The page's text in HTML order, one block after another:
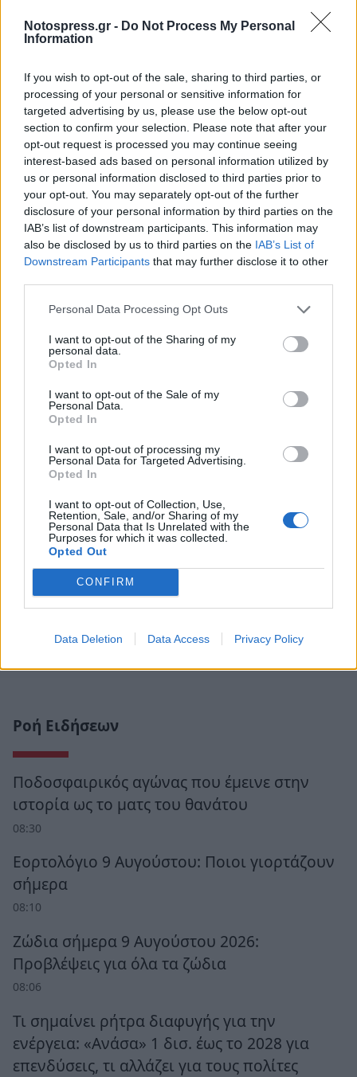
Notospress.gr - Do Not Process My Personal
Information
If you wish to opt-out of the sale, sharing to third parties, or
processing of your personal or sensitive information for
targeted advertising by us, please use the below opt-out
section to confirm your selection. Please note that after your
opt-out request is processed you may continue seeing
interest-based ads based on personal information utilized by
us or personal information disclosed to third parties prior to
your opt-out. You may separately opt-out of the further
disclosure of your personal information by third parties on the
IAB’s list of downstream participants. This information may
also be disclosed by us to third parties on the IAB’s List of
Downstream Participants that may further disclose it to other
Personal Data Processing Opt Outs
I want to opt-out of the Sharing of my
personal data.
Opted In
I want to opt-out of the Sale of my
Personal Data.
Opted In
I want to opt-out of processing my
Personal Data for Targeted Advertising.
Opted In
I want to opt-out of Collection, Use,
Retention, Sale, and/or Sharing of my
Personal Data that Is Unrelated with the
Purposes for which it was collected.
Opted Out
CONFIRM
Data Deletion Data Access Privacy Policy
εκτός από την δυναμικότητα που προβάλλει, θα
μας θυμίζει πάντοτε ένα σημαντικό γεγονός για
τα Λακωνικά ποδοσφαιρικά δρώμενα και την
φιλανθρωπική δράση.
Ροή Ειδήσεων
Ποδοσφαιρικός αγώνας που έμεινε στην
ιστορία ως το ματς του θανάτου
08:30
Εορτολόγιο 9 Αυγούστου: Ποιοι γιορτάζουν
σήμερα
08:10
Ζώδια σήμερα 9 Αυγούστου 2026:
Προβλέψεις για όλα τα ζώδια
08:06
Τι σημαίνει ρήτρα διαφυγής για την
ενέργεια: «Ανάσα» 1 δισ. έως το 2028 για
επενδύσεις, τι αλλάζει για τους πολίτες